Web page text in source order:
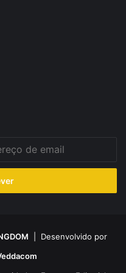
| Desenvolvido por